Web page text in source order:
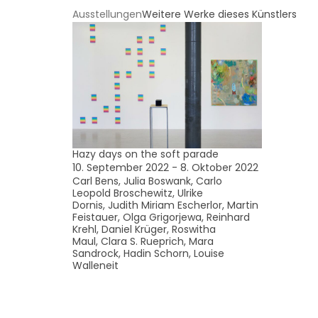
AusstellungenWeitere Werke dieses Künstlers
Hazy days on the soft parade
10. September 2022 - 8. Oktober 2022
Carl Bens, Julia Boswank, Carlo
Leopold Broschewitz, Ulrike
Dornis, Judith Miriam Escherlor, Martin
Feistauer, Olga Grigorjewa, Reinhard
Krehl, Daniel Krüger, Roswitha
Maul, Clara S. Rueprich, Mara
Sandrock, Hadin Schorn, Louise
Walleneit